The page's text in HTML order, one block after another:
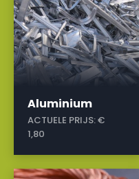
Aluminium
ACTUELE PRIJS:€
1,80